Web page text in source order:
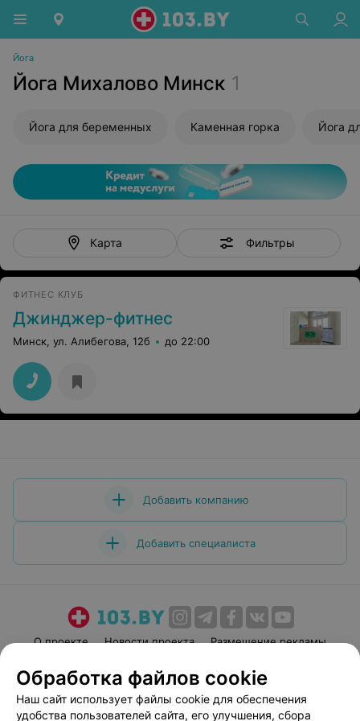
Йога
Йога Михалово Минск 1
Йога для беременных Каменная горка Йога
Карта Фильтры
ФИТНЕС КЛУБ
Джинджер-фитнес
Минск, ул. Алибегова, 12б до 22:00
Добавить компанию
Добавить специалиста
О проекте Новости проекта
Размещение рекламы
Пользовательское соглашение
Способы оплаты
Вакансии
Партнеры
Обработка файлов cookie
Наш сайт использует файлы cookie для обеспечения
удобства пользователей сайта, его улучшения, сбора